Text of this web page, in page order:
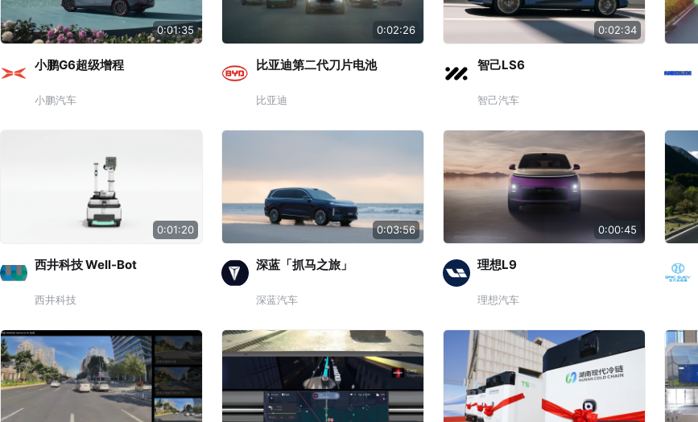
0:01:35
小鹏G6超级增程
小鹏汽车
0:02:26
比亚迪第二代刀片电池
比亚迪
0:02:34
智己LS6
智己汽车
0:01:20
西井科技 Well-Bot
西井科技
0:03:56
深蓝「抓马之旅」
深蓝汽车
0:00:45
理想L9
理想汽车